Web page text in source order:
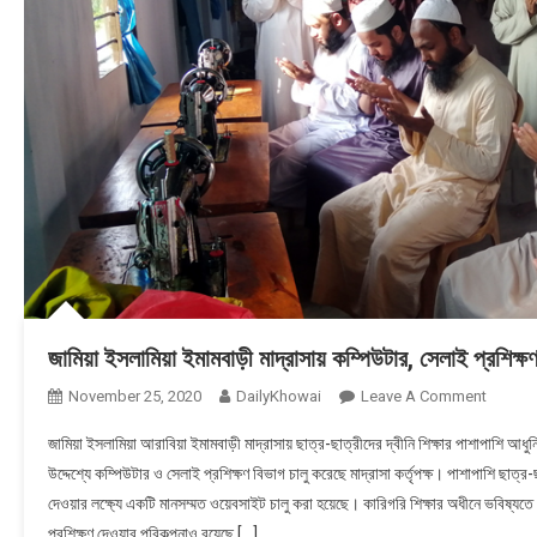
জামিয়া ইসলামিয়া ইমামবাড়ী মাদ্রাসায় কম্পিউটার, সেলাই
November 25, 2020 DailyKhowai Leave A CommentOn
জামিয়া ইসলামিয়া আরাবিয়া ইমামবাড়ী মাদ্রাসায় ছাত্র-ছাত্রীদের দ্বীনি শিক্ষার পাশাপাশি
উদ্দেশ্যে কম্পিউটার ও সেলাই প্রশিক্ষণ বিভাগ চালু করেছে মাদ্রাসা কর্তৃপক্ষ। পাশাপাশি ছাত্র-
দেওয়ার লক্ষ্যে একটি মানসম্মত ওয়েবসাইট চালু করা হয়েছে। কারিগরি শিক্ষার অধীনে